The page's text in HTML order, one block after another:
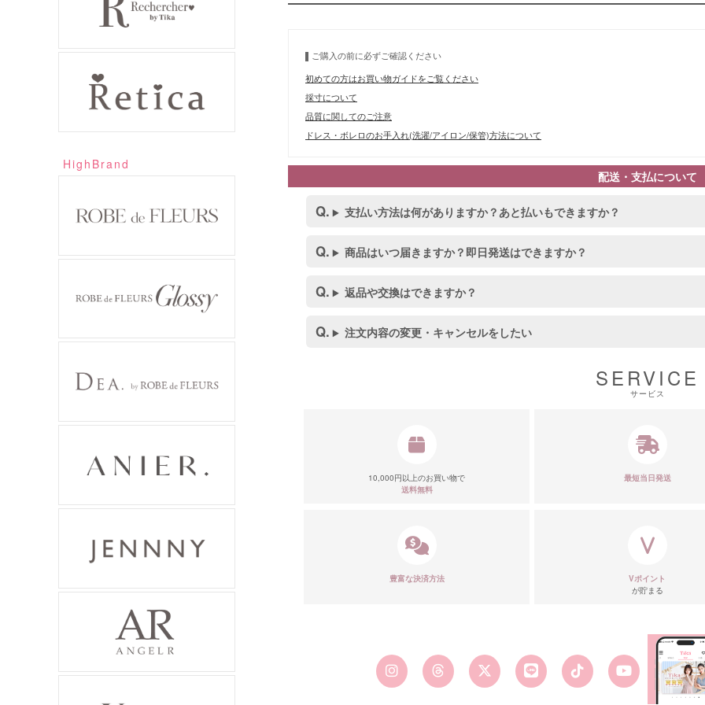
HighBrand
■カラーバ
ご購入の前に必ずご確認ください
初めての方はお買い物ガイドをご覧ください
採寸について
品質に関してのご注意
ドレス・ボレロのお手入れ(洗濯/アイロン/保管)方法について
配送・支払について
支払い方法は何がありますか？あと払いもできますか？
商品はいつ届きますか？即日発送はできますか？
返品や交換はできますか？
注文内容の変更・キャンセルをしたい
SERVICE
サービス
10,000円以上のお買い物で
送料無料
最短当日発送
豊富な決済方法
Vポイント
が貯まる